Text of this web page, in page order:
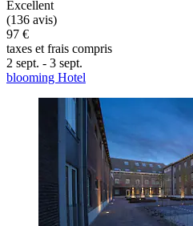
Excellent
(136 avis)
97 €
taxes et frais compris
2 sept. - 3 sept.
blooming Hotel